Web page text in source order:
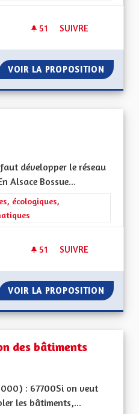
51 51 ABONNÉS
SUIVRE
VOIR LA PROPOSITION
développer le réseau
Alsace Bossue...
: Les transitions
écologiques,
51 51 ABONNÉS
SUIVRE
VOIR LA PROPOSITION PISTES
des bâtiments
: 67700Si on veut
les bâtiments,...